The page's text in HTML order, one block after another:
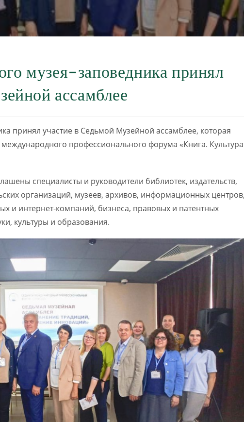
музея-заповедника принял
ассамблее
принял участие в Седьмой Музейной ассамблее, которая
профессионального форума «Книга.
специалисты и руководители библиотек, издательств,
организаций, музеев, архивов, информационных
и интернет-компаний, бизнеса, правовых и патентных
культуры и образования.